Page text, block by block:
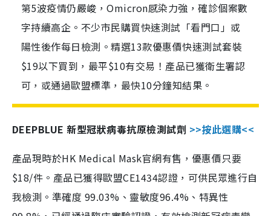
第5波疫情仍嚴峻，Omicron感染力強，確診個案數
字持續高企。不少市民購買快速測試「看門口」或
陽性後作每日檢測。精選13款優惠價快速測試套裝
$19以下買到，最平$10有交易！產品已獲衛生署認
可，或通過歐盟標準，最快10分鐘知結果。
DEEPBLUE 新型冠狀病毒抗原檢測試劑 >>按此選購<<
產品現時於HK Medical Mask官網有售，優惠價只要
$18/件。產品已獲得歐盟CE1434認證，可供民眾進行自
我檢測。準確度 99.03%、靈敏度96.4%、特異性